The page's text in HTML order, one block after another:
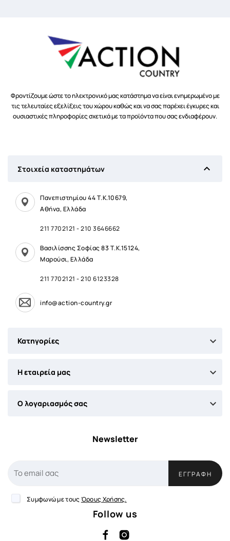
Φροντίζουμε ώστε το ηλεκτρονικό μας κατάστημα να είναι ενημερωμένο με
τις τελευταίες εξελίξεις του χώρου καθώς και να σας παρέχει έγκυρες και
ουσιαστικές πληροφορίες σχετικά με τα προϊόντα που σας ενδιαφέρουν.
Στοιχεία καταστημάτων 
Πανεπιστημίου 44 Τ.Κ.10679,
Αθήνα, Ελλάδα
211 7702121 -210 3646662
Βασιλίσσης Σοφίας 83 Τ.Κ.15124,
Μαρούσι, Ελλάδα
211 7702121 -210 6123328
info@action-country.gr
Κατηγορίες 
Η εταιρεία μας 
Ο λογαριασμός σας 
Newsletter
ΕΓΓΡΑΦΉ
Συμφωνώ με τους Όρους Χρήσης.
Follow us